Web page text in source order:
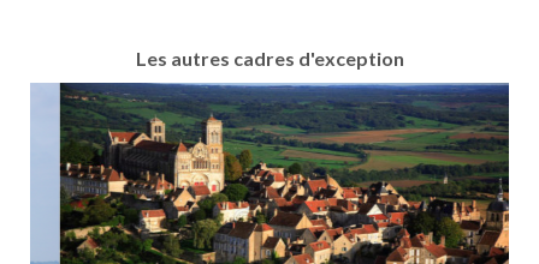
Les autres cadres d'exception